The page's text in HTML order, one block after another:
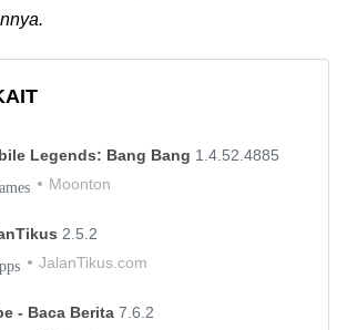
Legends: Bang Bang 1.4.52.4885
Moonton
2.5.2
JalanTikus.com
- Baca Berita 7.6.2